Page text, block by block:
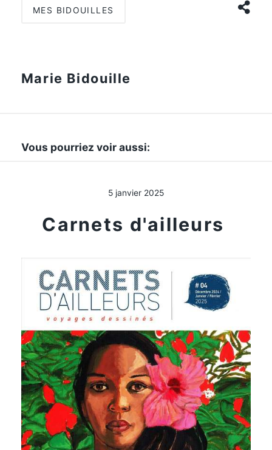
MES BIDOUILLES
Marie Bidouille
Vous pourriez voir aussi:
5 janvier 2025
Carnets d'ailleurs